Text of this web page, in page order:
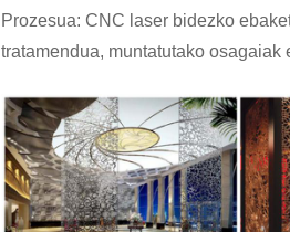
Prozesua: CNC laser bidezko
tratamendua, muntatutako osagaiak